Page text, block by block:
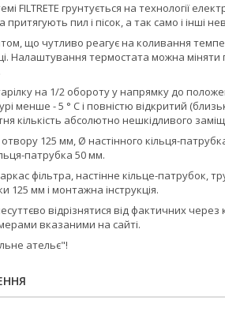
FILTRETE грунтується на технології
пил і пісок, а так само і інші
що чутливо реагує на коливання
Налаштування термостата можна
на 1/2 обороту у напрямку до
менше - 5 ° C і повністю відкритий
кількість абсолютно нешкідливого
125 мм, Ø настінного кільця-
патрубка 50 мм.
фільтра, настінне кільце-патрубок,
125 мм і монтажна інструкція.
відрізнятися від фактичних
вказаними на сайті.
ательє"!